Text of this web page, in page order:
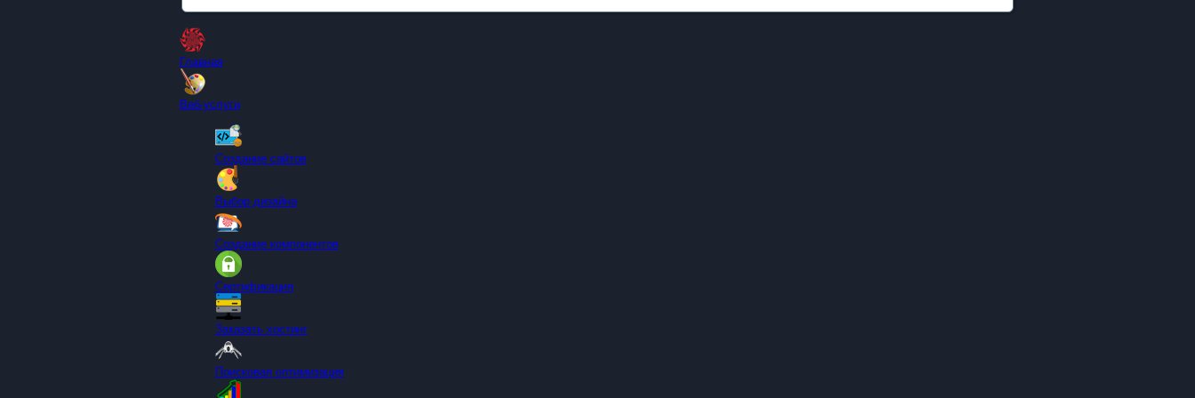
Главная
Веб-услуги
Создание сайтов
Выбор дизайна
Создание компонентов
Сертификация
Заказать хостинг
Поисковая оптимизация